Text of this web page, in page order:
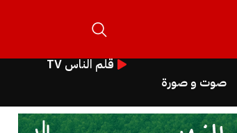
صوت و صورة
قلم الناس TV